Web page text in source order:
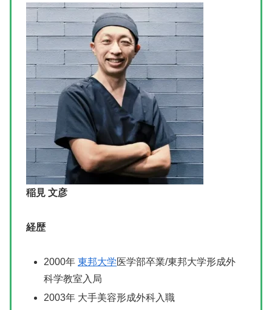
稲見 文彦
経歴
2000年東邦大学医学部卒業/東邦大学形成外
科学教室入局
2003年 大手美容形成外科入職